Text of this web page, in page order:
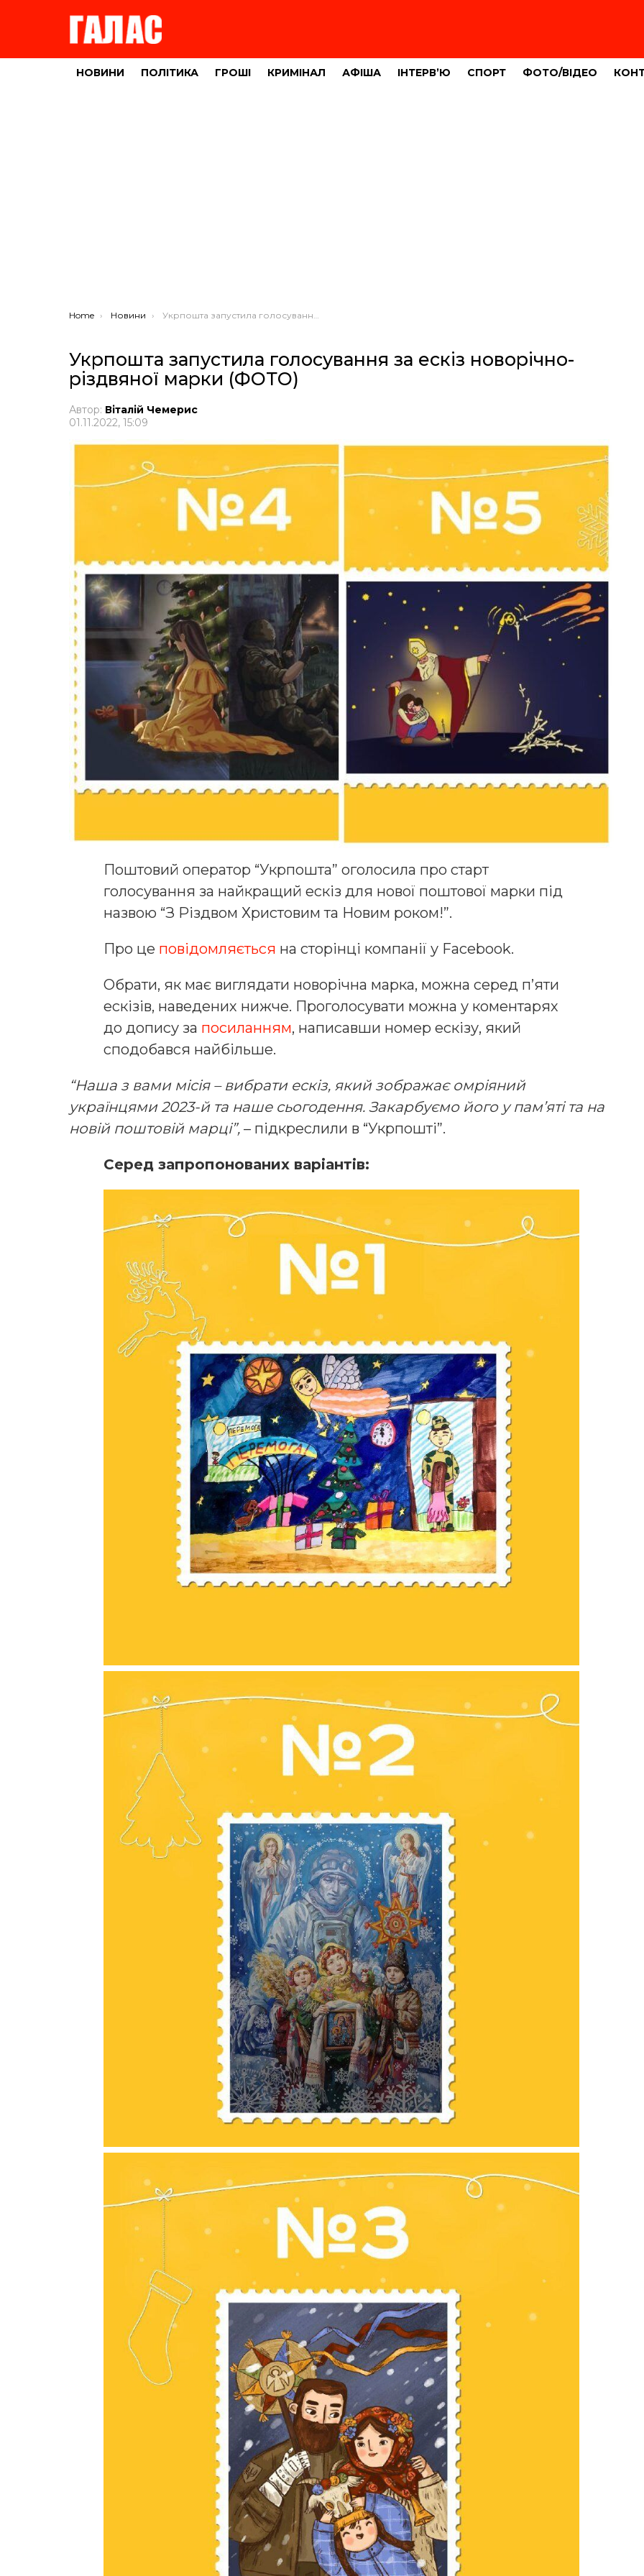
НОВИНИ ПОЛІТИКА ГРОШІ КРИМІНАЛ АФІША ІНТЕРВ’Ю СПОРТ ФОТО/ВІДЕО
You are here:
Home Новини Укрпошта запустила голосування за ескіз новорічно-різдвяної марки (ФОТО)
Укрпошта запустила голосування за ескіз новорічно-
різдвяної марки (ФОТО)
Автор: Віталій Чемерис
01.11.2022, 15:09
Поштовий оператор “Укрпошта” оголосила про старт
голосування за найкращий ескіз для нової поштової марки під
назвою “З Різдвом Христовим та Новим роком!”.
Про це повідомляється на сторінці компанії у Facebook.
Обрати, як має виглядати новорічна марка, можна серед п’яти
ескізів, наведених нижче. Проголосувати можна у коментарях
до допису за посиланням, написавши номер ескізу, який
сподобався найбільше.
“Наша з вами місія – вибрати ескіз, який зображає омріяний
українцями 2023-й та наше сьогодення. Закарбуємо його у пам’яті та на
новій поштовій марці”, – підкреслили в “Укрпошті”.
Серед запропонованих варіантів: